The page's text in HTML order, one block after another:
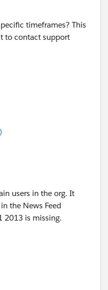
timeframes? This
to contact support
users in the org. It
the News Feed
2013 is missing.